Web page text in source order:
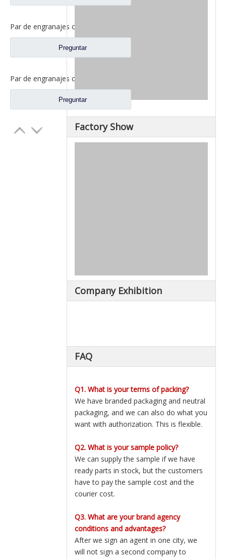
Preguntar
Preguntar
Factory Show
Company Exhibition
FAQ
Q1. What is your terms of packing?
We have branded packaging and neutral
packaging, and we can also do what you
want with authorization. This is flexible.
Q2. What is your sample policy?
We can supply the sample if we have
ready parts in stock, but the customers
have to pay the sample cost and the
courier cost.
Q3. What are your brand agency
conditions and advantages?
After we sign an agent in one city, we
will not sign a second company to